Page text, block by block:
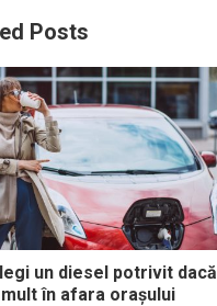
Posts
un diesel potrivit dacă
în afara orașului